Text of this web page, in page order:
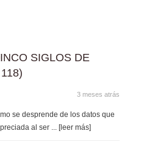
SIGLOS DE
3 meses atrás
se desprende de los datos que
al ser ... [leer más]